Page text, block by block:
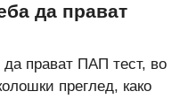
да прават
прават ПАП тест, во
преглед, како